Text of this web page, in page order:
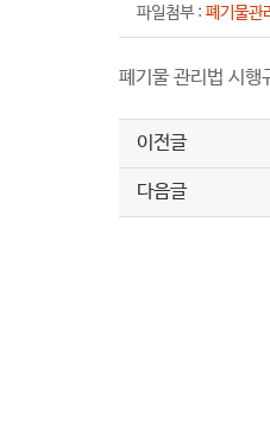
파일첨부 : 폐기물
폐기물 관리법 시
이전글
다음글